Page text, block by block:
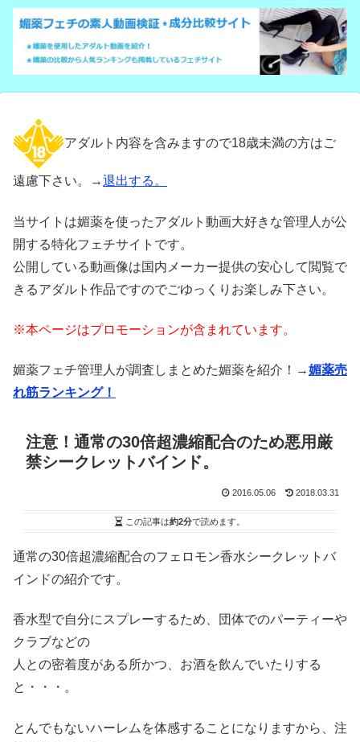
アダルト内容を含みますので18歳未満の方はご
遠慮下さい。→退出する。
当サイトは媚薬を使ったアダルト動画大好きな管理人が公
開する特化フェチサイトです。
公開している動画像は国内メーカー提供の安心して閲覧で
きるアダルト作品ですのでごゆっくりお楽しみ下さい。
※本ページはプロモーションが含まれています。
媚薬フェチ管理人が調査しまとめた媚薬を紹介！→媚薬売
れ筋ランキング！
注意！通常の30倍超濃縮配合のため悪用厳
禁シークレットバインド。
2016.05.06 2018.03.31
この記事は約2分で読めます。
通常の30倍超濃縮配合のフェロモン香水シークレットバ
インドの紹介です。
香水型で自分にスプレーするため、団体でのパーティーや
クラブなどの
人との密着度がある所かつ、お酒を飲んでいたりする
と・・・。
とんでもないハーレムを体感することになりますから、注